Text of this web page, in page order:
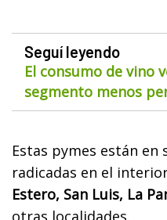
Seguí leyendo
El consumo de vino
segmento menos
Estas pymes están en
radicadas en el
Estero, San Luis, La
otras localidades.